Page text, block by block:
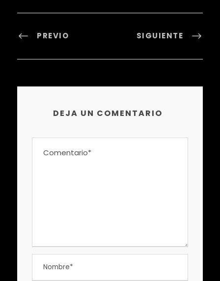
PREVIO SIGUIENTE
DEJA UN COMENTARIO